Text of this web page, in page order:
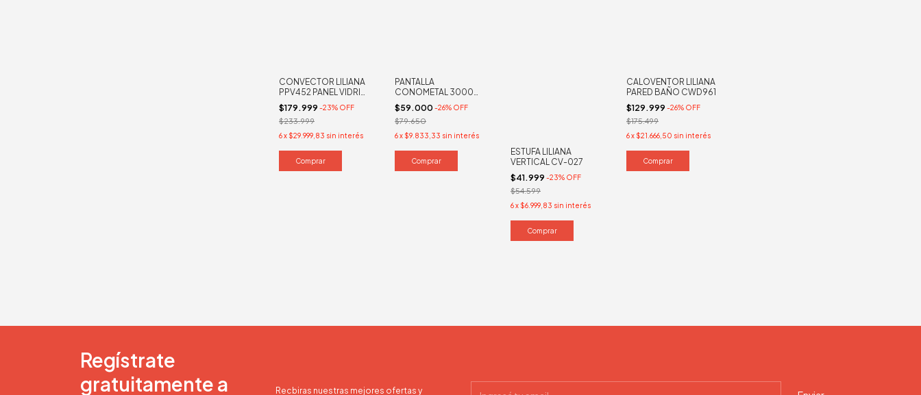
CONVECTOR LILIANA
PPV452 PANEL VIDRIO
ROJO
$179.999 -23% OFF
$233.999
6x $29.999,83 sin interés
PANTALLA
CONOMETAL 3000
CAL. G.E
$59.000 -26% OFF
$79.650
6x $9.833,33 sin interés
ESTUFA LILIANA
VERTICAL CV-027
$41.999 -23% OFF
$54.599
6x $6.999,83 sin interés
CALOVENTOR LILIANA
PARED BAÑO CWD961
$129.999 -26% OFF
$175.499
6x $21.666,50 sin interés
Regístrate
gratuitamente a
Recbiras nuestras mejores ofertas y